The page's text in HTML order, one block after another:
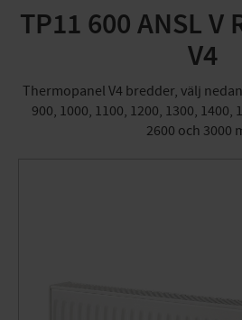
TP11 600 ANSL V
V4
Thermopanel V4 bredder, välj
900, 1000, 1100, 1200, 1300, 1400,
2600 och 3000